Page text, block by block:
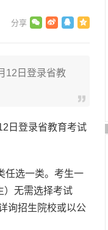
12日登录省教
日登录省教育考试
任选一类。考生一
）无需选择考试
询招生院校或以公